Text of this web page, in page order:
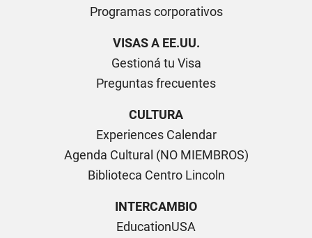
Programas corporativos
VISAS A EE.UU.
Gestioná tu Visa
Preguntas frecuentes
CULTURA
Experiences Calendar
Agenda Cultural (NO MIEMBROS)
Biblioteca Centro Lincoln
INTERCAMBIO
EducationUSA